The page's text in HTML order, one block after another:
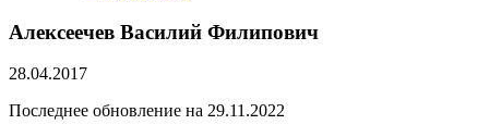
Алексеечев Василий Филипович
28.04.2017
Последнее обновление на 29.11.2022